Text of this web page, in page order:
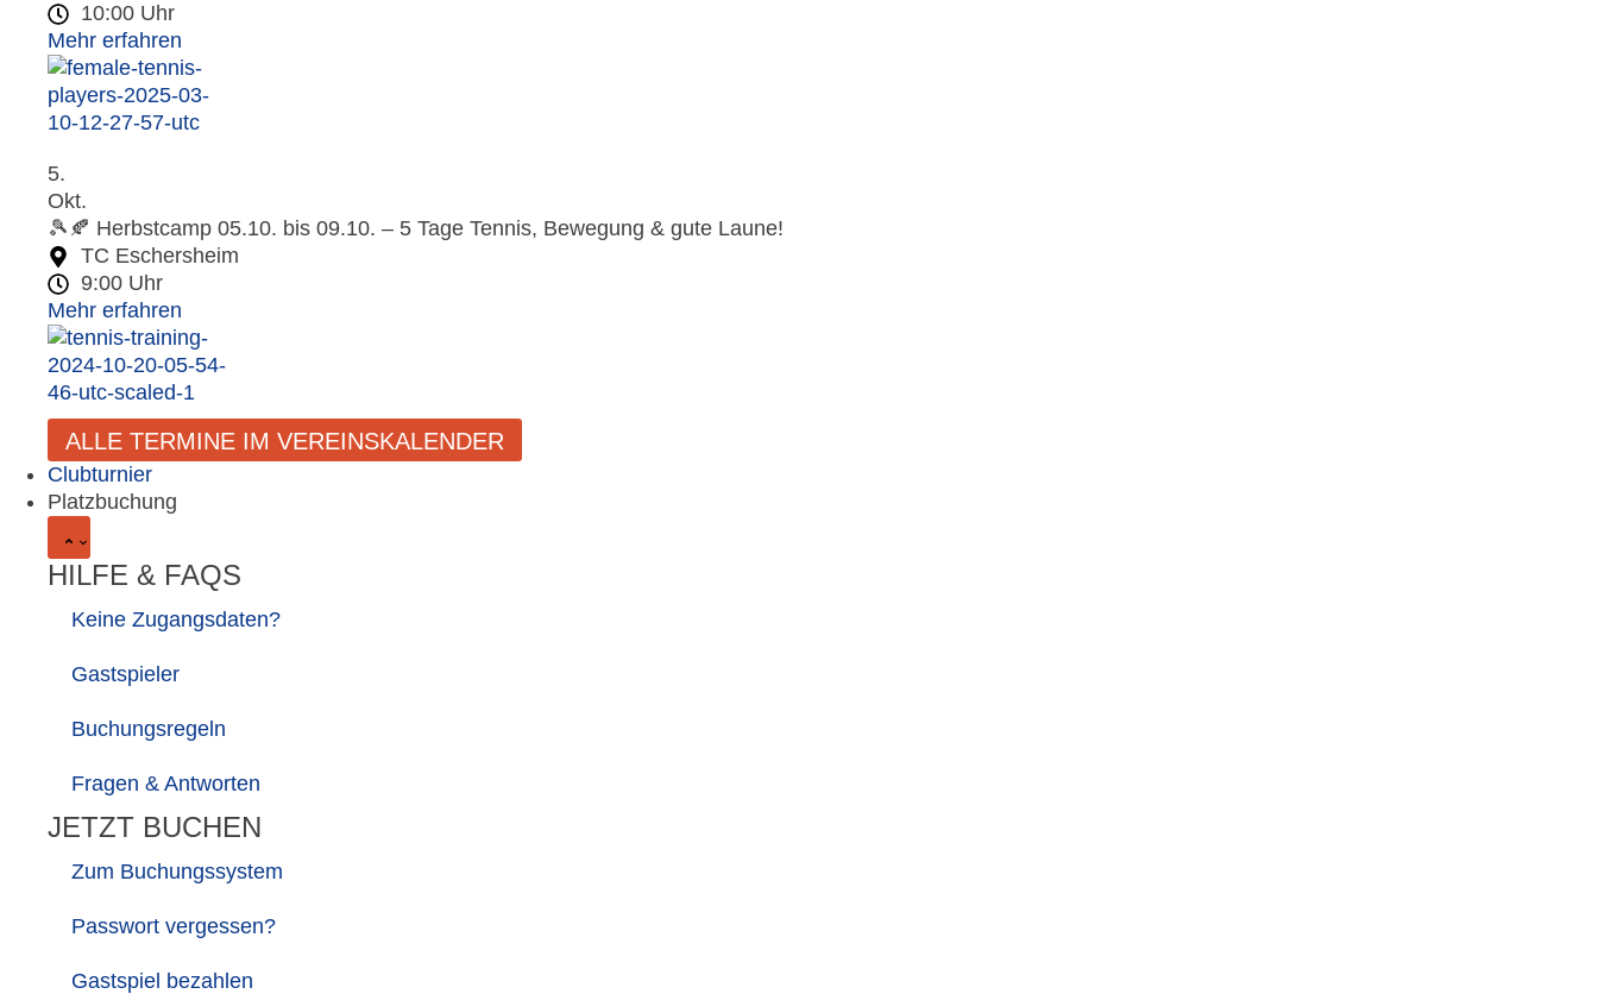
10:00 Uhr
Mehr erfahren
5.
Okt.
🎾🍂 Herbstcamp 05.10. bis 09.10. – 5 Tage Tennis, Bewegung & gute Laune!
TC Eschersheim
9:00 Uhr
Mehr erfahren
ALLE TERMINE IM VEREINSKALENDER
Clubturnier
Platzbuchung
HILFE & FAQS
Keine Zugangsdaten?
Gastspieler
Buchungsregeln
Fragen & Antworten
JETZT BUCHEN
Zum Buchungssystem
Passwort vergessen?
Gastspiel bezahlen